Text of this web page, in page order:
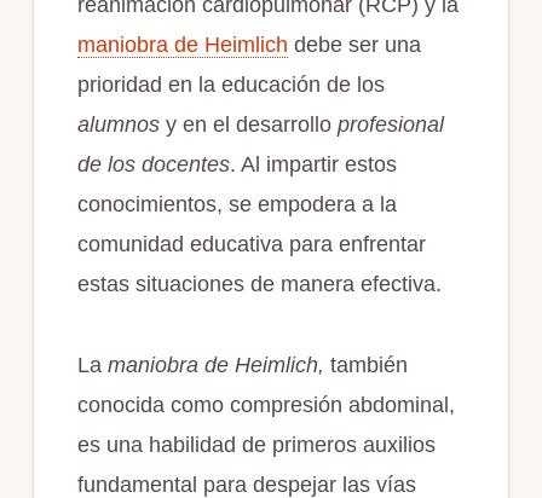
maniobra de Heimlich debe ser una
prioridad en la educación de los
alumnosy en el desarrollo profesional
de los docentes. Al impartir estos
conocimientos, se empodera a la
comunidad educativa para enfrentar
estas situaciones de manera efectiva.
La maniobra de Heimlich, también
conocida como compresión abdominal,
es una habilidad de primeros auxilios
fundamental para despejar las vías